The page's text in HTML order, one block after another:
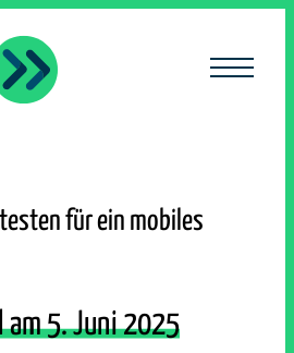
für ein mobiles
5. Juni 2025